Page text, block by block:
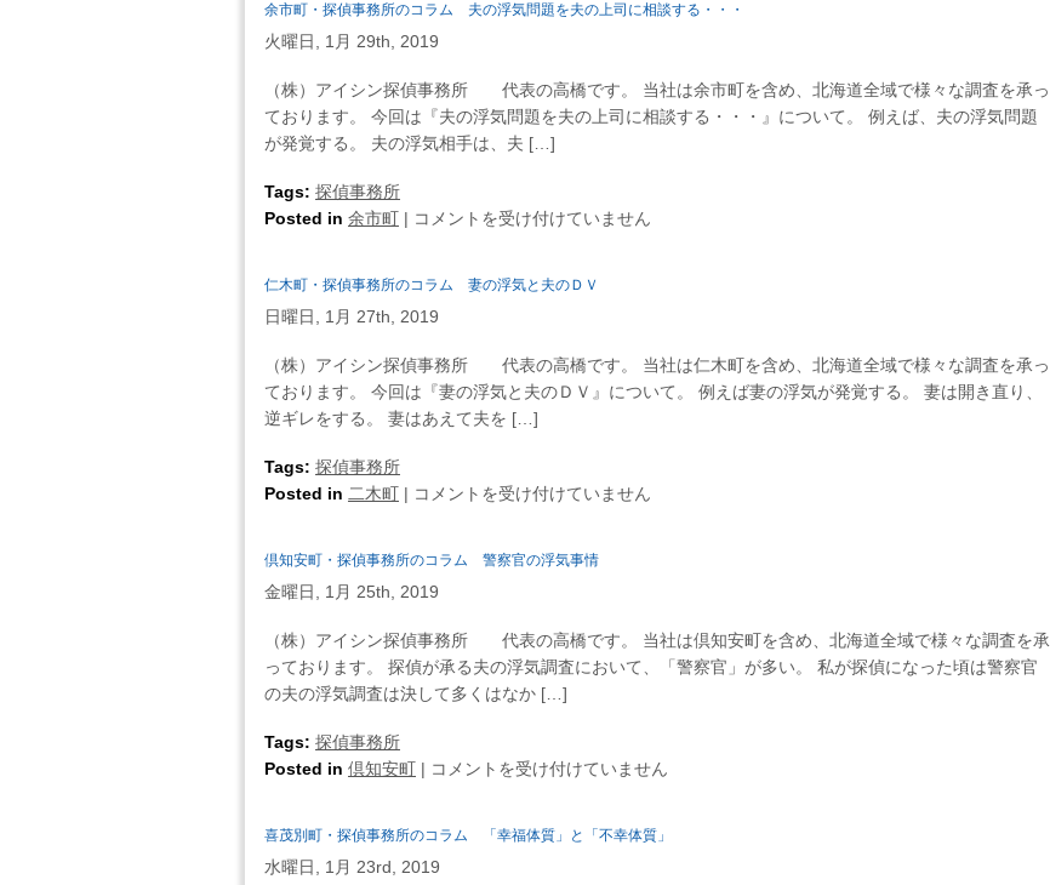
探
偵
務
所
の
コ
ラ
の
浮
を
黙
認
る
こ
の
メ
ッ
ト・
デ
リ
ッ
余市町・探偵事務所のコラム 夫の浮気問題を夫の上司に相談する・・・
火曜日, 1月 29th, 2019
（株）アイシン探偵事務所 代表の高橋です。 当社は余市町を含め、北海道全域で様々な調査を承っ
ております。 今回は『夫の浮気問題を夫の上司に相談する・・・』について。 例えば、夫の浮気問題
が発覚する。 夫の浮気相手は、夫 […]
Tags: 探偵事務所
Posted in 余市町 | 余
探
偵
務
所
の
の
浮
問
題
を
上
に
相
コメントを受け付けていません
仁木町・探偵事務所のコラム 妻の浮気と夫のＤＶ
日曜日, 1月 27th, 2019
（株）アイシン探偵事務所 代表の高橋です。 当社は仁木町を含め、北海道全域で様々な調査を承っ
ております。 今回は『妻の浮気と夫のＤＶ』について。 例えば妻の浮気が発覚する。 妻は開き直り、
逆ギレをする。 妻はあえて夫を […]
Tags: 探偵事務所
Posted in 二木町 | 仁
探
偵
務
所
の
ラ
の
浮
コメントを受け付けていません
倶知安町・探偵事務所のコラム 警察官の浮気事情
金曜日, 1月 25th, 2019
（株）アイシン探偵事務所 代表の高橋です。 当社は倶知安町を含め、北海道全域で様々な調査を承
っております。 探偵が承る夫の浮気調査において、「警察官」が多い。 私が探偵になった頃は警察官
の夫の浮気調査は決して多くはなか […]
Tags: 探偵事務所
Posted in 倶知安町 | 倶
町・
探
コメントを受け付けていません
喜茂別町・探偵事務所のコラム 「幸福体質」と「不幸体質」
水曜日, 1月 23rd, 2019